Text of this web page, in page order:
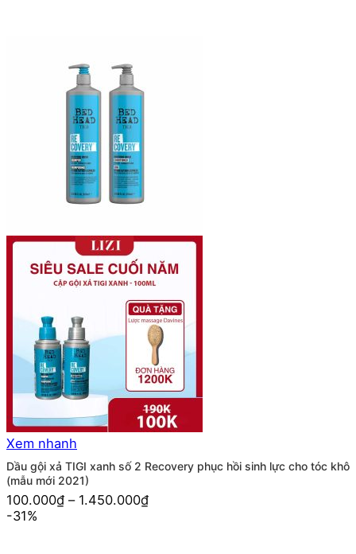
Xem nhanh
Dầu gội xả TIGI xanh số 2 Recovery phục hồi sinh lực cho tóc khô
(mẫu mới 2021)
100.000₫ – 1.450.000₫
-31%